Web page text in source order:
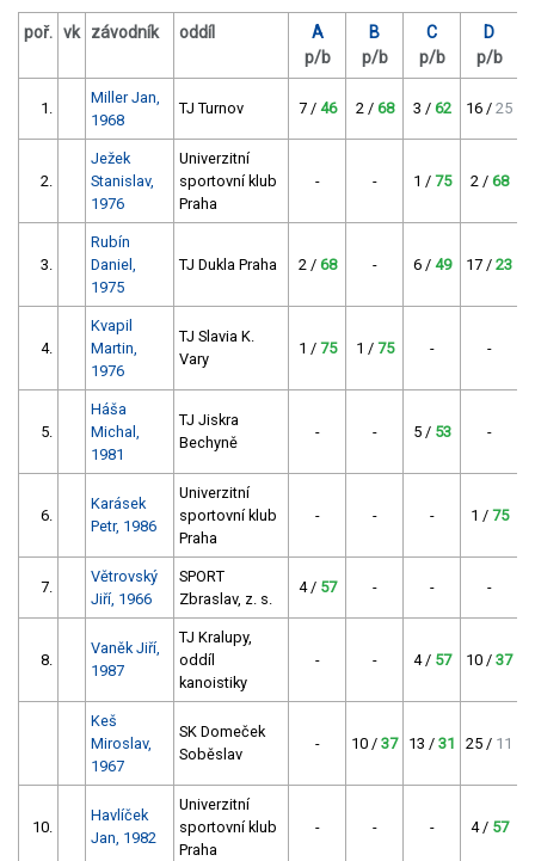
poř. vk závodník oddíl
A
p/b
B
p/b
C
p/b
D
p/b
1.
Miller Jan,
1968
TJ Turnov 7 / 46 2 / 68 3 / 62 16 / 25
2.
Ježek
Stanislav,
1976
Univerzitní
sportovní klub
Praha
- - 1 / 75 2 / 68
3.
Rubín
Daniel,
1975
TJ Dukla Praha 2 / 68 - 6 / 49 17 / 23
4.
Kvapil
Martin,
1976
TJ Slavia K.
Vary
1 / 75 1 / 75 - -
5.
Háša
Michal,
1981
TJ Jiskra
Bechyně
- - 5 / 53 -
6.
Karásek
Petr, 1986
Univerzitní
sportovní klub
Praha
- - - 1 / 75
7.
Větrovský
Jiří, 1966
SPORT
Zbraslav, z. s.
4 / 57 - - -
8.
Vaněk Jiří,
1987
TJ Kralupy,
oddíl
kanoistiky
- - 4 / 57 10 / 37
Keš
Miroslav,
1967
SK Domeček
Soběslav
- 10 / 37 13 / 31 25 / 11
10.
Havlíček
Jan, 1982
Univerzitní
sportovní klub
Praha
- - - 4 / 57